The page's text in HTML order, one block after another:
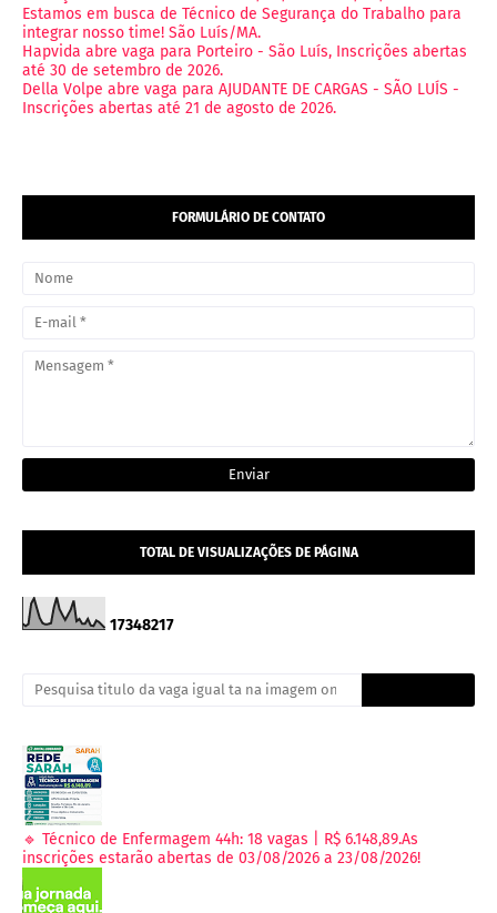
Estamos em busca de Técnico de Segurança do Trabalho para
integrar nosso time! São Luís/MA.
Hapvida abre vaga para Porteiro - São Luís, Inscrições abertas
até 30 de setembro de 2026.
Della Volpe abre vaga para AJUDANTE DE CARGAS - SÃO LUÍS -
Inscrições abertas até 21 de agosto de 2026.
FORMULÁRIO DE CONTATO
TOTAL DE VISUALIZAÇÕES DE PÁGINA
17348217
🔹 Técnico de Enfermagem 44h: 18 vagas | R$ 6.148,89.As
inscrições estarão abertas de 03/08/2026 a 23/08/2026!